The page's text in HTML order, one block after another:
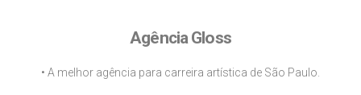
Agência Gloss
• A melhor agência para carreira artística de São Paulo.